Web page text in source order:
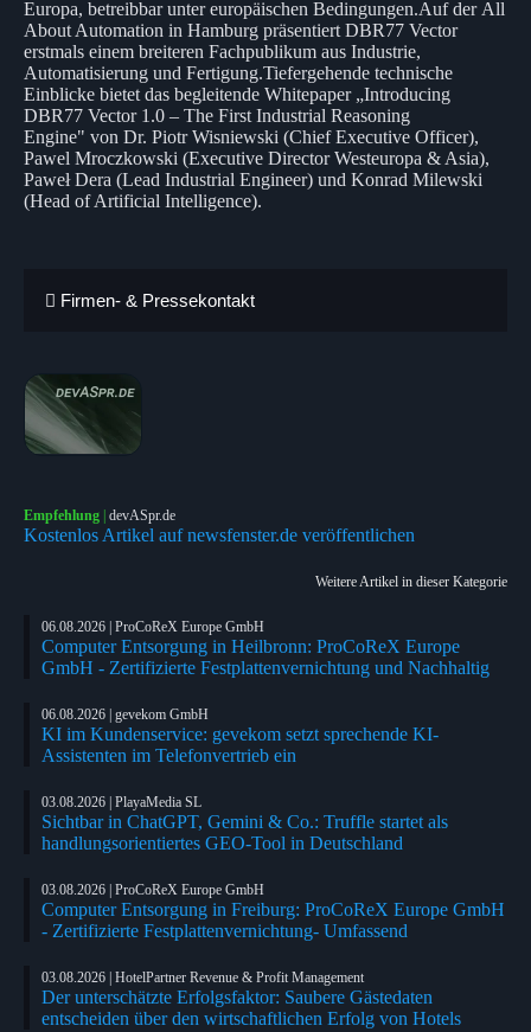
Europa, betreibbar unter europäischen Bedingungen.Auf der All
About Automation in Hamburg präsentiert DBR77 Vector
erstmals einem breiteren Fachpublikum aus Industrie,
Automatisierung und Fertigung.Tiefergehende technische
Einblicke bietet das begleitende Whitepaper „Introducing
DBR77 Vector 1.0 – The First Industrial Reasoning
Engine" von Dr. Piotr Wisniewski (Chief Executive Officer),
Pawel Mroczkowski (Executive Director Westeuropa & Asia),
Paweł Dera (Lead Industrial Engineer) und Konrad Milewski
(Head of Artificial Intelligence).
Firmen- & Pressekontakt
Empfehlung | devASpr.de
Kostenlos Artikel auf newsfenster.de veröffentlichen
Weitere Artikel in dieser Kategorie
06.08.2026 | ProCoReX Europe GmbH
Computer Entsorgung in Heilbronn: ProCoReX Europe
GmbH - Zertifizierte Festplattenvernichtung und Nachhaltig
06.08.2026 | gevekom GmbH
KI im Kundenservice: gevekom setzt sprechende KI-
Assistenten im Telefonvertrieb ein
03.08.2026 | PlayaMedia SL
Sichtbar in ChatGPT, Gemini & Co.: Truffle startet als
handlungsorientiertes GEO-Tool in Deutschland
03.08.2026 | ProCoReX Europe GmbH
Computer Entsorgung in Freiburg: ProCoReX Europe GmbH
- Zertifizierte Festplattenvernichtung- Umfassend
03.08.2026 | HotelPartner Revenue & Profit Management
Der unterschätzte Erfolgsfaktor: Saubere Gästedaten
entscheiden über den wirtschaftlichen Erfolg von Hotels